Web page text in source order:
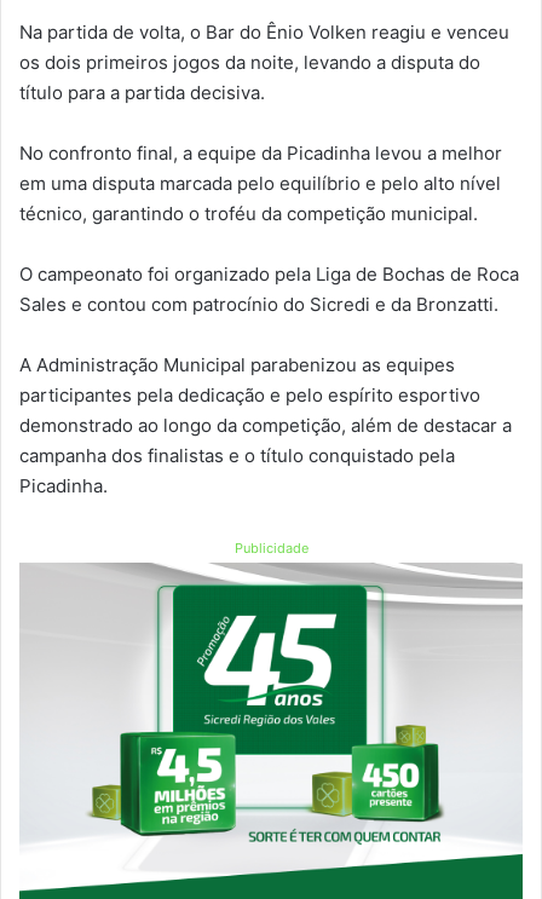
Na partida de volta, o Bar do Ênio Volken reagiu e venceu
os dois primeiros jogos da noite, levando a disputa do
título para a partida decisiva.
No confronto final, a equipe da Picadinha levou a melhor
em uma disputa marcada pelo equilíbrio e pelo alto nível
técnico, garantindo o troféu da competição municipal.
O campeonato foi organizado pela Liga de Bochas de Roca
Sales e contou com patrocínio do Sicredi e da Bronzatti.
A Administração Municipal parabenizou as equipes
participantes pela dedicação e pelo espírito esportivo
demonstrado ao longo da competição, além de destacar a
campanha dos finalistas e o título conquistado pela
Picadinha.
Publicidade